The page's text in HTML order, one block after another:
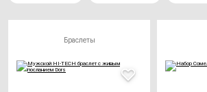
Браслеты